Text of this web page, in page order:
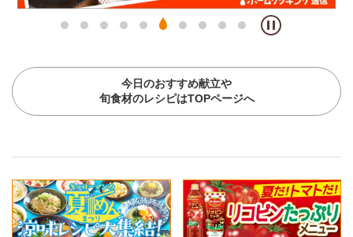
今日のおすすめ献立や
旬食材のレシピはTOPページへ